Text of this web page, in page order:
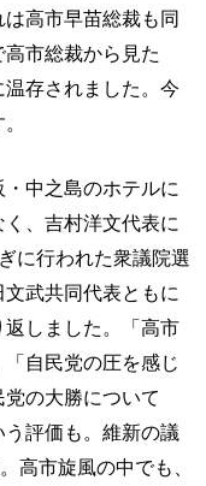
高市早苗総裁も同
市総裁から見た
温存されました。今
中之島のホテルに
、吉村洋文代表に
に行われた衆議院選
武共同代表ともに
返しました。「高市
自民党の圧を感じ
の大勝について
評価も。維新の議
高市旋風の中でも、